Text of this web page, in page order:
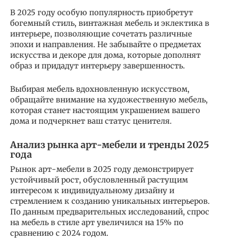
В 2025 году особую популярность приобретут
богемный стиль, винтажная мебель и эклектика в
интерьере, позволяющие сочетать различные
эпохи и направления. Не забывайте о предметах
искусства и декоре для дома, которые дополнят
образ и придадут интерьеру завершенность.
Выбирая мебель вдохновленную искусством,
обращайте внимание на художественную мебель,
которая станет настоящим украшением вашего
дома и подчеркнет ваш статус ценителя.
Анализ рынка арт-мебели и тренды 2025
года
Рынок арт-мебели в 2025 году демонстрирует
устойчивый рост, обусловленный растущим
интересом к индивидуальному дизайну и
стремлением к созданию уникальных интерьеров.
По данным предварительных исследований, спрос
на мебель в стиле арт увеличился на 15% по
сравнению с 2024 годом.